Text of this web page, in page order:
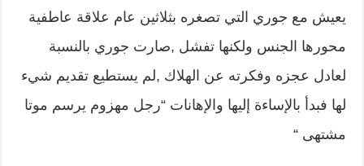
يعيش مع جوري التي تصغره بثلاثين عام علاقة عاطفية
محورها الجنس ولكنها تفشل ,صارت جوري بالنسبة
لعادل عجزه وفكرته عن الهلاك ,لم يستطيع تقديم شيء
لها فبدأ بالإساءة إليها والإهانات “رجل مهزوم يرسم موتا
مشتهى “